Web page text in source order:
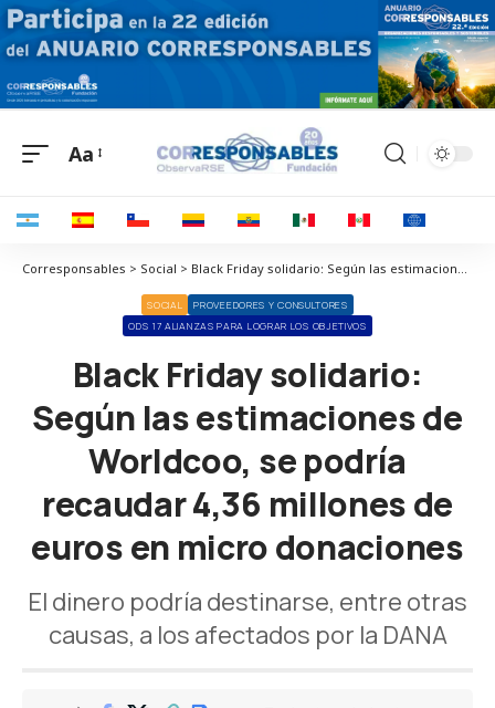
Aa
Corresponsables > Social > Black Friday solidario: Según las estimaciones de Worldcoo, se podría recaudar 4,36 millones de euros en micro donaciones
SOCIAL
PROVEEDORES Y CONSULTORES
ODS 17 ALIANZAS PARA LOGRAR LOS OBJETIVOS
Black Friday solidario:
Según las estimaciones de
Worldcoo, se podría
recaudar 4,36 millones de
euros en micro donaciones
El dinero podría destinarse, entre otras
causas, a los afectados por la DANA